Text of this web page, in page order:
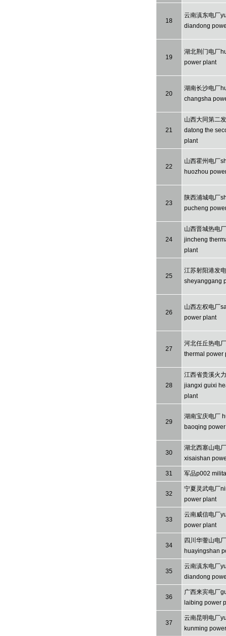
18
云南滇东电厂
diandong
19
湖北荆门电厂
power plant
20
湖南长沙电厂
changsha
21
山西大同第二
datong the
plant
22
山西霍州电厂
huozhou
23
陕西浦城电厂
pucheng
24
山西晋城热电
jincheng
plant
25
江苏射阳港发
sheyanggang
26
山西左权电厂
power plant
27
河北任丘热电
thermal power
28
江西省贵溪火
jiangxi guixi
plant
29
湖南宝庆电厂
baoqing
30
湖北西塞山电
xisaishan
31 军品p002
32
宁夏灵武电厂
power plant
33
云南威信电厂
power plant
34
四川华蓥山电
huayingshan
35
云南滇东电厂
diandong
36
广西来宾电厂
laibing power
37
云南昆明电厂
kunming